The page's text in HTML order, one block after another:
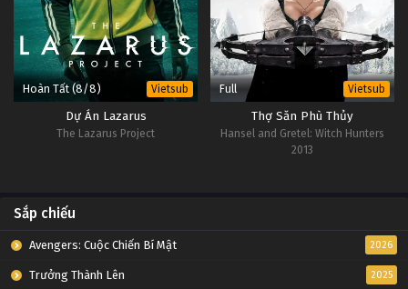
Hoàn Tất (8/8) Vietsub
Dự Án Lazarus
The Lazarus Project
Full Vietsub
Thợ Săn Phù Thủy
Hansel and Gretel: Witch Hunters
2013
Sắp chiếu
Avengers: Cuộc Chiến Bí Mật 2026
Trưởng Thành Lên 2025